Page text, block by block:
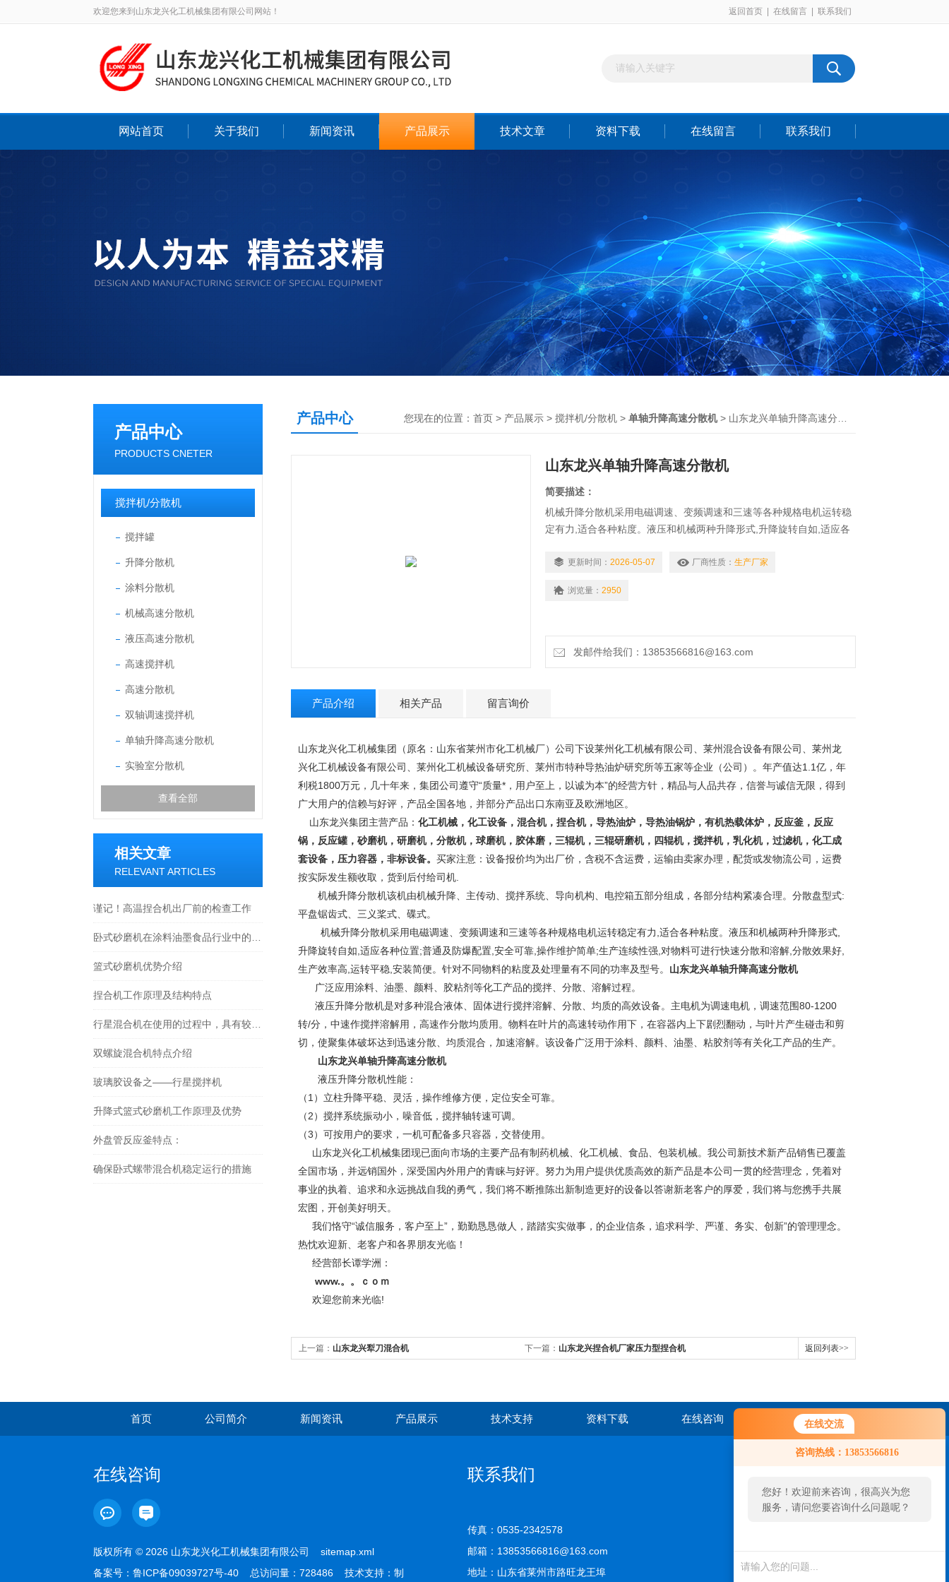
在线交流
咨询热线：13853566816
您好！欢迎前来咨询，很高兴为您
服务，请问您要咨询什么问题呢？
欢迎您来到山东龙兴化工机械集团有限公司网站！ 返回首页 在线留言 联系我们
网站首页 关于我们 新闻资讯 产品展示 技术文章 资料下载 在线留言 联系我们
产品中心
PRODUCTS CNETER
搅拌机/分散机
搅拌罐
升降分散机
涂料分散机
机械高速分散机
液压高速分散机
高速搅拌机
高速分散机
双轴调速搅拌机
单轴升降高速分散机
实验室分散机
查看全部
相关文章
RELEVANT ARTICLES
谨记！高温捏合机出厂前的检查工作
篮式砂磨机优势介绍
捏合机工作原理及结构特点
双螺旋混合机特点介绍
玻璃胶设备之——行星搅拌机
升降式篮式砂磨机工作原理及优势
外盘管反应釜特点：
确保卧式螺带混合机稳定运行的措施
产品中心 您现在的位置： 首页 > 产品展示 > 搅拌机/分散机 > 单轴升降高速分散机> 山东龙兴单轴升降高速分散机
山东龙兴单轴升降高速分散机
简要描述：
机械升降分散机采用电磁调速、变频调速和三速等各种规格电机运转稳
定有力,适合各种粘度。液压和机械两种升降形式,升降旋转自如,适应各
进行快速分散和溶解,分散效果好,生产效率高,运转平稳,安装简便。山东
更新时间： 2026-05-07 厂商性质： 生产厂家
浏览量： 2950
发邮件给我们：13853566816@163.com
产品介绍 相关产品 留言询价
山东龙兴化工机械集团（原名：山东省莱州市化工机械厂）公司下设莱州化工机械有限公司、莱州混合设备有限公司、莱州龙
兴化工机械设备有限公司、莱州化工机械设备研究所、莱州市特种导热油炉研究所等五家等企业（公司）。年产值达1.1亿，年
利税1800万元，几十年来，集团公司遵守“质量*，用户至上，以诚为本”的经营方针，精品与人品共存，信誉与诚信无限，得到
广大用户的信赖与好评，产品全国各地，并部分产品出口东南亚及欧洲地区。
山东龙兴集团主营产品： 化工机械，化工设备，混合机，捏合机，导热油炉，导热油锅炉，有机热载体炉，反应釜，反应
锅，反应罐，砂磨机，研磨机，分散机，球磨机，胶体磨，三辊机，三辊研磨机，四辊机，搅拌机，乳化机，过滤机，化工成
套设备，压力容器，非标设备。 买家注意：设备报价均为出厂价，含税不含运费，运输由卖家办理，配货或发物流公司，运费
按实际发生额收取，货到后付给司机.
机械升降分散机该机由机械升降、主传动、搅拌系统、导向机构、电控箱五部分组成，各部分结构紧凑合理。分散盘型式:
平盘锯齿式、三义桨式、碟式。
机械升降分散机采用电磁调速、变频调速和三速等各种规格电机运转稳定有力,适合各种粘度。液压和机械两种升降形式,
升降旋转自如,适应各种位置;普通及防爆配置,安全可靠,操作维护简单;生产连续性强,对物料可进行快速分散和溶解,分散效果好,
生产效率高,运转平稳,安装简便。针对不同物料的粘度及处理量有不同的功率及型号。 山东龙兴单轴升降高速分散机
广泛应用涂料、油墨、颜料、胶粘剂等化工产品的搅拌、分散、溶解过程。
液压升降分散机是对多种混合液体、固体进行搅拌溶解、分散、均质的高效设备。主电机为调速电机，调速范围80-1200
转/分，中速作搅拌溶解用，高速作分散均质用。物料在叶片的高速转动作用下，在容器内上下剧烈翻动，与叶片产生碰击和剪
切，使聚集体破坏达到迅速分散、均质混合，加速溶解。该设备广泛用于涂料、颜料、油墨、粘胶剂等有关化工产品的生产。
山东龙兴单轴升降高速分散机
液压升降分散机性能：
（1）立柱升降平稳、灵活，操作维修方便，定位安全可靠。
（2）搅拌系统振动小，噪音低，搅拌轴转速可调。
（3）可按用户的要求，一机可配备多只容器，交替使用。
山东龙兴化工机械集团现已面向市场的主要产品有制药机械、化工机械、食品、包装机械。我公司新技术新产品销售已覆盖
全国市场，并远销国外，深受国内外用户的青睐与好评。努力为用户提供优质高效的新产品是本公司一贯的经营理念，凭着对
事业的执着、追求和永远挑战自我的勇气，我们将不断推陈出新制造更好的设备以答谢新老客户的厚爱，我们将与您携手共展
宏图，开创美好明天。
我们恪守“诚信服务，客户至上”，勤勤恳恳做人，踏踏实实做事，的企业信条，追求科学、严谨、务实、创新”的管理理念。
热忱欢迎新、老客户和各界朋友光临！
经营部长谭学洲：
www.。。ｃｏｍ
欢迎您前来光临!
上一篇： 山东龙兴犁刀混合机 下一篇： 山东龙兴捏合机厂家压力型捏合机 返回列表>>
首页 公司简介 新闻资讯 产品展示 技术支持 资料下载 在线咨询 联系我们
在线咨询
版权所有 © 2026 山东龙兴化工机械集团有限公司 sitemap.xml
备案号： 鲁ICP备09039727号-40 总访问量：728486 技术支持： 制
联系我们
传真：0535-2342578
邮箱：13853566816@163.com
地址：山东省莱州市路旺龙王埠
扫一扫，关注我们